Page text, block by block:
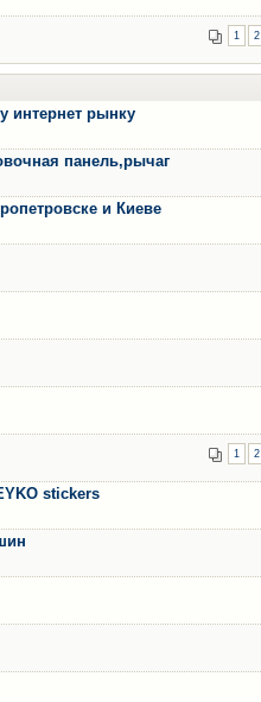
1 2
интернет рынку
панель,рычаг
и Киеве
1 2
stickers